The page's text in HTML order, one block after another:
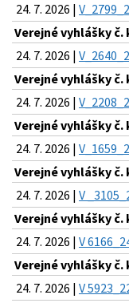
24. 7. 2026 |
Verejné vyhlášky č.
24. 7. 2026 |
Verejné vyhlášky č.
24. 7. 2026 |
Verejné vyhlášky č.
24. 7. 2026 |
Verejné vyhlášky č.
24. 7. 2026 | V
Verejné vyhlášky č.
24. 7. 2026 | V
Verejné vyhlášky č.
24. 7. 2026 | V